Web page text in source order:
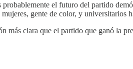
el futuro del partido
gente de color, y universitarios
más clara que el partido que ganó la